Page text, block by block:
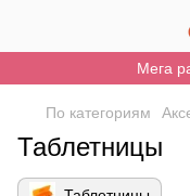
Мега
По категориям
Таблетницы